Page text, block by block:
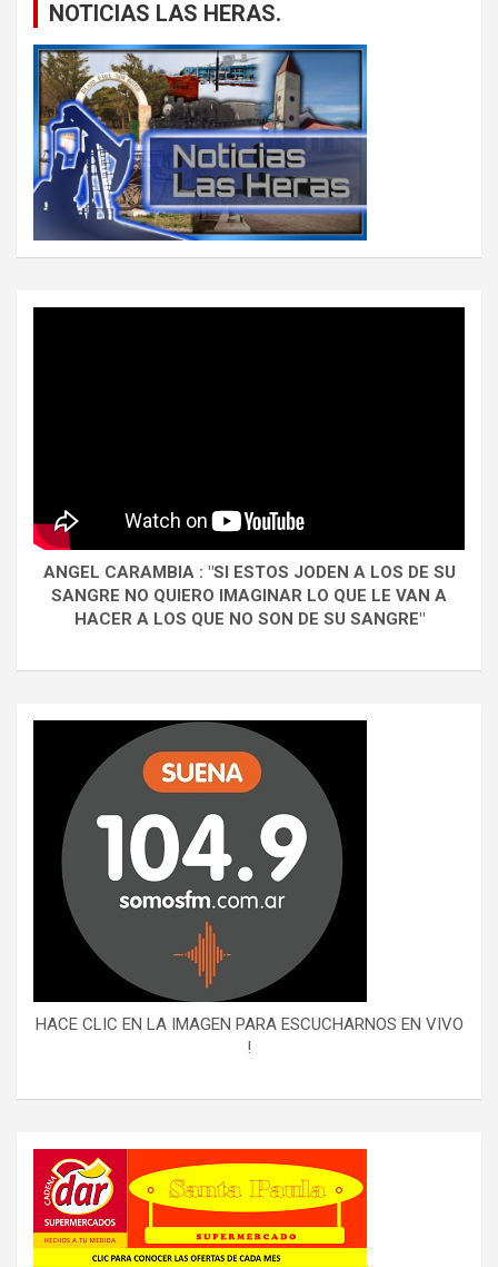
NOTICIAS LAS HERAS.
ANGEL CARAMBIA : "SI ESTOS JODEN A LOS DE SU
SANGRE NO QUIERO IMAGINAR LO QUE LE VAN A
HACER A LOS QUE NO SON DE SU SANGRE"
HACE CLIC EN LA IMAGEN PARA ESCUCHARNOS EN VIVO
!